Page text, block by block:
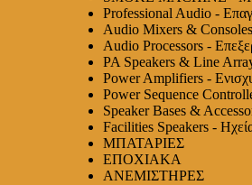
Professional Audio -
Audio Mixers &
Audio Processors -
PA Speakers & Line
Power Amplifiers -
Power Sequence
Speaker Bases &
Facilities Speakers -
ΜΠΑΤΑΡΙΕΣ
ΕΠΟΧΙΑΚΑ
ΑΝΕΜΙΣΤΗΡΕΣ